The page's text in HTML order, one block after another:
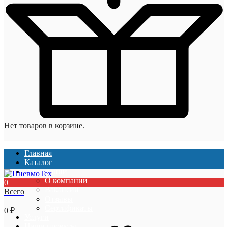
Нет товаров в корзине.
Главная
Каталог
О компании
О компании
Вакансии
0
Всего
0 ₽